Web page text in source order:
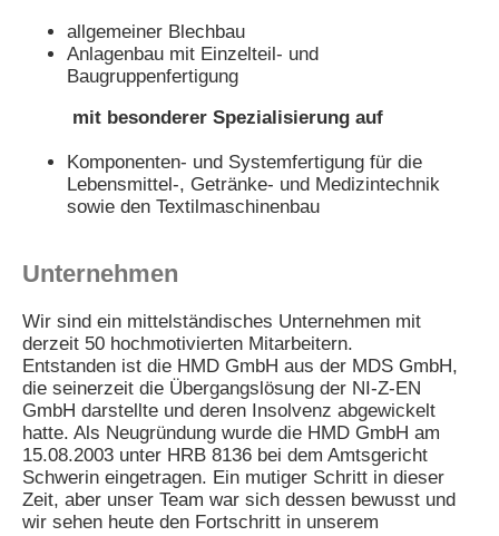
allgemeiner Blechbau
Anlagenbau mit Einzelteil- und
Baugruppenfertigung
mit besonderer Spezialisierung auf
Komponenten- und Systemfertigung für die
Lebensmittel-, Getränke- und Medizintechnik
sowie den Textilmaschinenbau
Unternehmen
Wir sind ein mittelständisches Unternehmen mit
derzeit 50 hochmotivierten Mitarbeitern.
Entstanden ist die HMD GmbH aus der MDS GmbH,
die seinerzeit die Übergangslösung der NI-Z-EN
GmbH darstellte und deren Insolvenz abgewickelt
hatte. Als Neugründung wurde die HMD GmbH am
15.08.2003 unter HRB 8136 bei dem Amtsgericht
Schwerin eingetragen. Ein mutiger Schritt in dieser
Zeit, aber unser Team war sich dessen bewusst und
wir sehen heute den Fortschritt in unserem